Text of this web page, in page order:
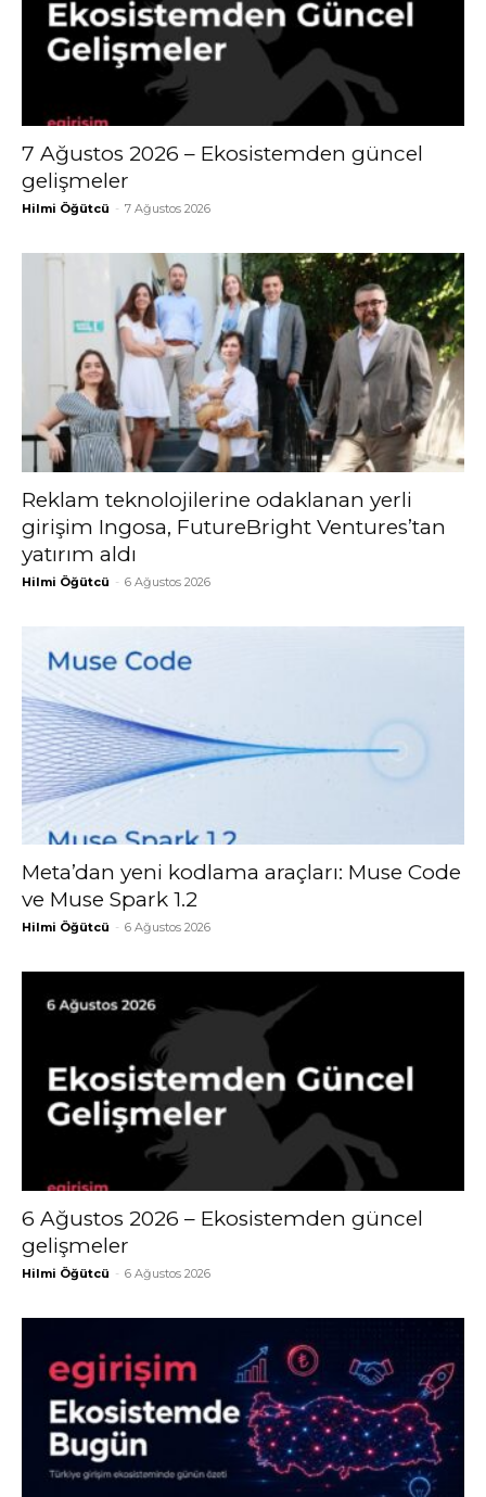
7 Ağustos 2026 – Ekosistemden güncel
gelişmeler
Hilmi Öğütcü - 7 Ağustos 2026
Reklam teknolojilerine odaklanan yerli
girişim Ingosa, FutureBright Ventures’tan
yatırım aldı
Hilmi Öğütcü - 6 Ağustos 2026
Meta’dan yeni kodlama araçları: Muse Code
ve Muse Spark 1.2
Hilmi Öğütcü - 6 Ağustos 2026
6 Ağustos 2026 – Ekosistemden güncel
gelişmeler
Hilmi Öğütcü - 6 Ağustos 2026